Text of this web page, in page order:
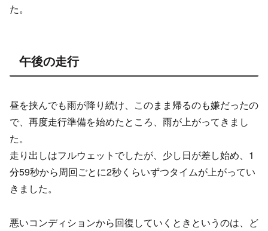
た。
午後の走行
昼を挟んでも雨が降り続け、このまま帰るのも嫌だったの
で、再度走行準備を始めたところ、雨が上がってきまし
た。
走り出しはフルウェットでしたが、少し日が差し始め、1
分59秒から周回ごとに2秒くらいずつタイムが上がってい
きました。
悪いコンディションから回復していくときというのは、ど